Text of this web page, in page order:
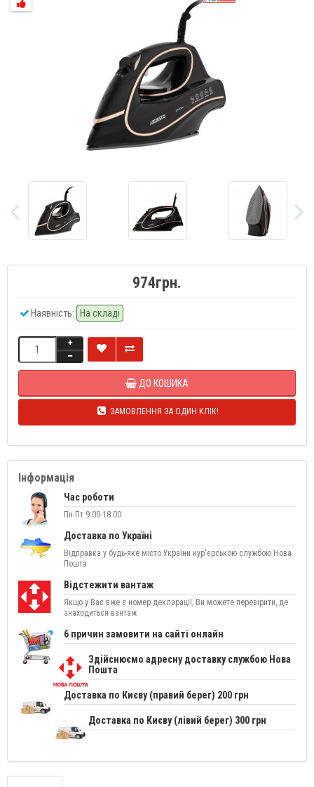
974грн.
Наявність: На складі
ДО КОШИКА
ЗАМОВЛЕННЯ ЗА ОДИН КЛІК!
Інформація
Час роботи
Пн-Пт 9:00-18:00
Доставка по Україні
Відправка у будь-яке місто України кур'єрською службою Нова
Пошта
Відстежити вантаж
Якщо у Вас вже є номер декларації, Ви можете перевірити, де
знаходиться вантаж
6 причин замовити на сайті онлайн
Здійснюємо адресну доставку службою Нова
Пошта
Доставка по Києву (правий берег) 200 грн
Доставка по Києву (лівий берег) 300 грн